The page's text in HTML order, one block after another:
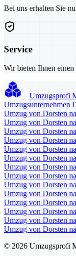
Bei uns erhalten Sie
Service
Wir bieten Ihnen
Umzugsprofi
Umzugsunternehmen
Umzug von Dorsten
Umzug von Dorsten
Umzug von Dorsten
Umzug von Dorsten
Umzug von Dorsten
Umzug von Dorsten
Umzug von Dorsten
Umzug von Dorsten
Umzug von Dorsten
Umzug von Dorsten
Umzug von Dorsten
Umzug von Dorsten
Umzug von Dorsten
Umzug von Dorsten
© 2026 Umzugsprofi